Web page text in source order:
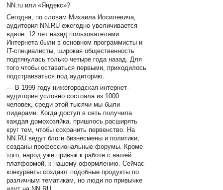
NN.ru или «Яндекс»?
Сегодня, по словам Михаила Иосилевича,
аудитория NN.RU ежегодно увеличивается
вдвое. 12 лет назад пользователями
Интернета были в основном программисты и
IT-специалисты, широкая общественность
подтянулась только четыре года назад. Для
того чтобы оставаться первыми, приходилось
подстраиваться под аудиторию.
— В 1999 году нижегородская интернет-
аудитория условно состояла из 1000
человек, среди этой тысячи мы были
лидерами. Когда доступ в сеть получила
каждая домохозяйка, пришлось расширять
круг тем, чтобы сохранить первенство. На
NN.RU ведут блоги бизнесмены и политики,
созданы профессиональные форумы. Кроме
того, народ уже привык к работе с нашей
платформой, к нашему оформлению. Сейчас
конкуренты создают подобные продукты по
различным тематикам, но люди по привычке